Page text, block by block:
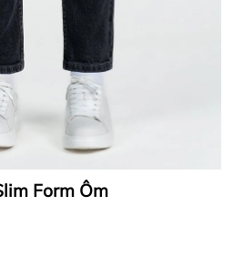
Form Ôm